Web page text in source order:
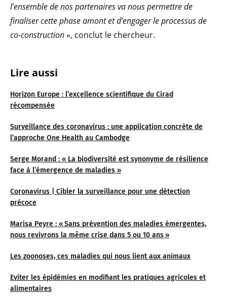
Lire aussi
Horizon Europe : l’excellence scientifique du Cirad
récompensée
Surveillance des coronavirus : une application concrète de
l’approche One Health au Cambodge
Serge Morand : « La biodiversité est synonyme de résilience
face à l’émergence de maladies »
Coronavirus | Cibler la surveillance pour une détection
précoce
Marisa Peyre : « Sans prévention des maladies émergentes,
nous revivrons la même crise dans 5 ou 10 ans »
Les zoonoses, ces maladies qui nous lient aux animaux
Eviter les épidémies en modifiant les pratiques agricoles et
alimentaires
l’ensemble de nos partenaires va nous permettre de
finaliser cette phase amont et d’engager le processus de
co-construction», conclut le chercheur.